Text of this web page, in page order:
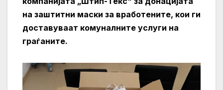
на заштитни маски за вработените, кои ги
доставуваат комуналните услуги на
граѓаните.